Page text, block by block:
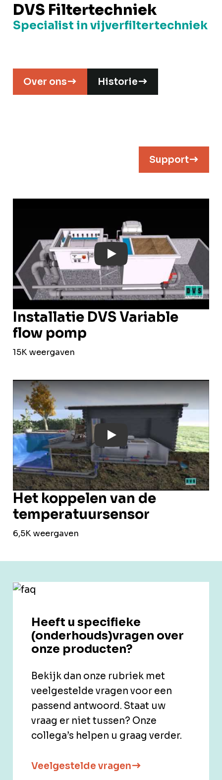
DVS Filtertechniek
Specialist in vijverfiltertechniek
Over ons Historie
Support
Play: YouTube Video
Installatie DVS Variable
flow pomp
15K weergaven
Play: YouTube Video
Het koppelen van de
temperatuursensor
6,5K weergaven
Heeft u specifieke
(onderhouds)vragen over
onze producten?
Bekijk dan onze rubriek met
veelgestelde vragen voor een
passend antwoord. Staat uw
vraag er niet tussen? Onze
collega’s helpen u graag verder.
Veelgestelde vragen